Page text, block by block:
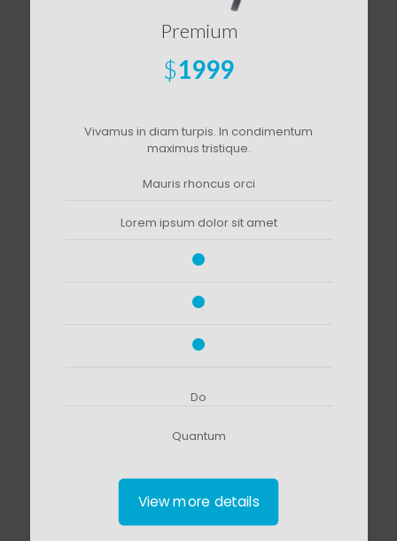
Premium
$1999
Vivamus in diam turpis. In condimentum
maximus tristique.
Mauris rhoncus orci
Lorem ipsum dolor sit amet
Do
Quantum
View more details